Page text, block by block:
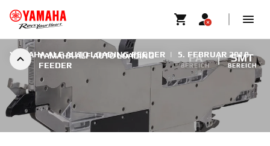
YAMAHA ALF AUTO LOADING
FEEDER
FA
BEREICH
SMT
BEREICH
YAMAHA ALF AUTO LOADING FEEDER | 5. FEBRUAR 2018